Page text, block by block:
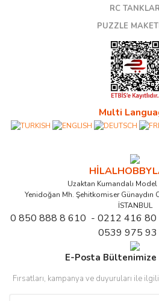
RC TANKLAR
PUZZLE
Multi
Uzaktan Kumandalı Model
Yenidoğan Mh. Şehitkomiser Günaydın
İSTANBUL
0 850 888 8 610 - 0212 416
0539 975 93
E-Posta Bültenimize
Fırsatları, kampanya ve duyuruları ile